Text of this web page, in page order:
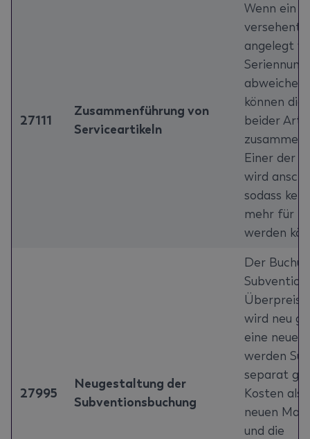
27111
Zusammenführung von
Serviceartikeln
Wenn ein
angelegt
können
beider
Einer der
wird
sodass
mehr für
werden
27995
Neugestaltung der
Subventionsbuchung
Der
wird neu
eine neue
werden
separat
Kosten als
neuen
und die